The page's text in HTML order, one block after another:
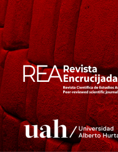
Navegación
principal
Contenido
principal
Barra
lateral